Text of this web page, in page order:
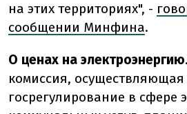
на этих территориях", -
сообщении Минфина.
О ценах на электроэнергию
комиссия, осуществляющая
госрегулирование в сфере